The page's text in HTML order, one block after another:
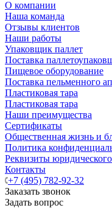
О компании
Наша команда
Отзывы клиентов
Наши работы
Упаковщик паллет
Поставка
Пищевое оборудование
Поставка пельменного
Пластиковая тара
Пластиковая тара
Наши преимущества
Сертификаты
Общественная жизнь и
Политика
Реквизиты
Контакты
+7 (495) 782-92-32
Заказать звонок
Задать вопрос